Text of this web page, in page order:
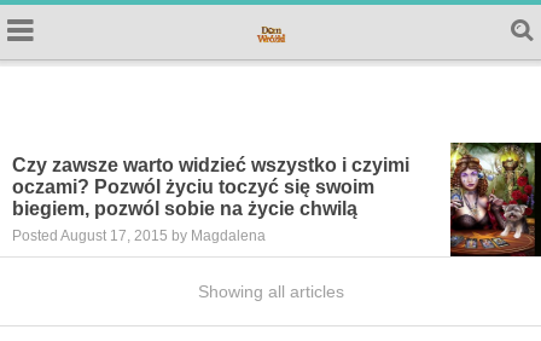
Czy zawsze warto widzieć wszystko i czyimi
oczami? Pozwól życiu toczyć się swoim
biegiem, pozwól sobie na życie chwilą
Posted August 17, 2015 by Magdalena
Showing all articles